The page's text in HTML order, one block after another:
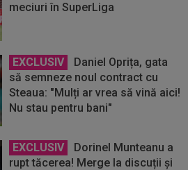
meciuri în SuperLiga
EXCLUSIV
Daniel Oprița, gata
să semneze noul contract cu
Steaua: "Mulți ar vrea să vină aici!
Nu stau pentru bani"
EXCLUSIV
Dorinel Munteanu a
rupt tăcerea! Merge la discuții și